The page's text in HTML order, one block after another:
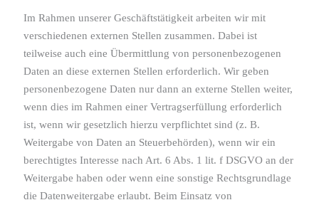
Im Rahmen unserer Geschäftstätigkeit arbeiten wir mit
verschiedenen externen Stellen zusammen. Dabei ist
teilweise auch eine Übermittlung von personenbezogenen
Daten an diese externen Stellen erforderlich. Wir geben
personenbezogene Daten nur dann an externe Stellen weiter,
wenn dies im Rahmen einer Vertragserfüllung erforderlich
ist, wenn wir gesetzlich hierzu verpflichtet sind (z. B.
Weitergabe von Daten an Steuerbehörden), wenn wir ein
berechtigtes Interesse nach Art. 6 Abs. 1 lit. f DSGVO an der
Weitergabe haben oder wenn eine sonstige Rechtsgrundlage
die Datenweitergabe erlaubt. Beim Einsatz von